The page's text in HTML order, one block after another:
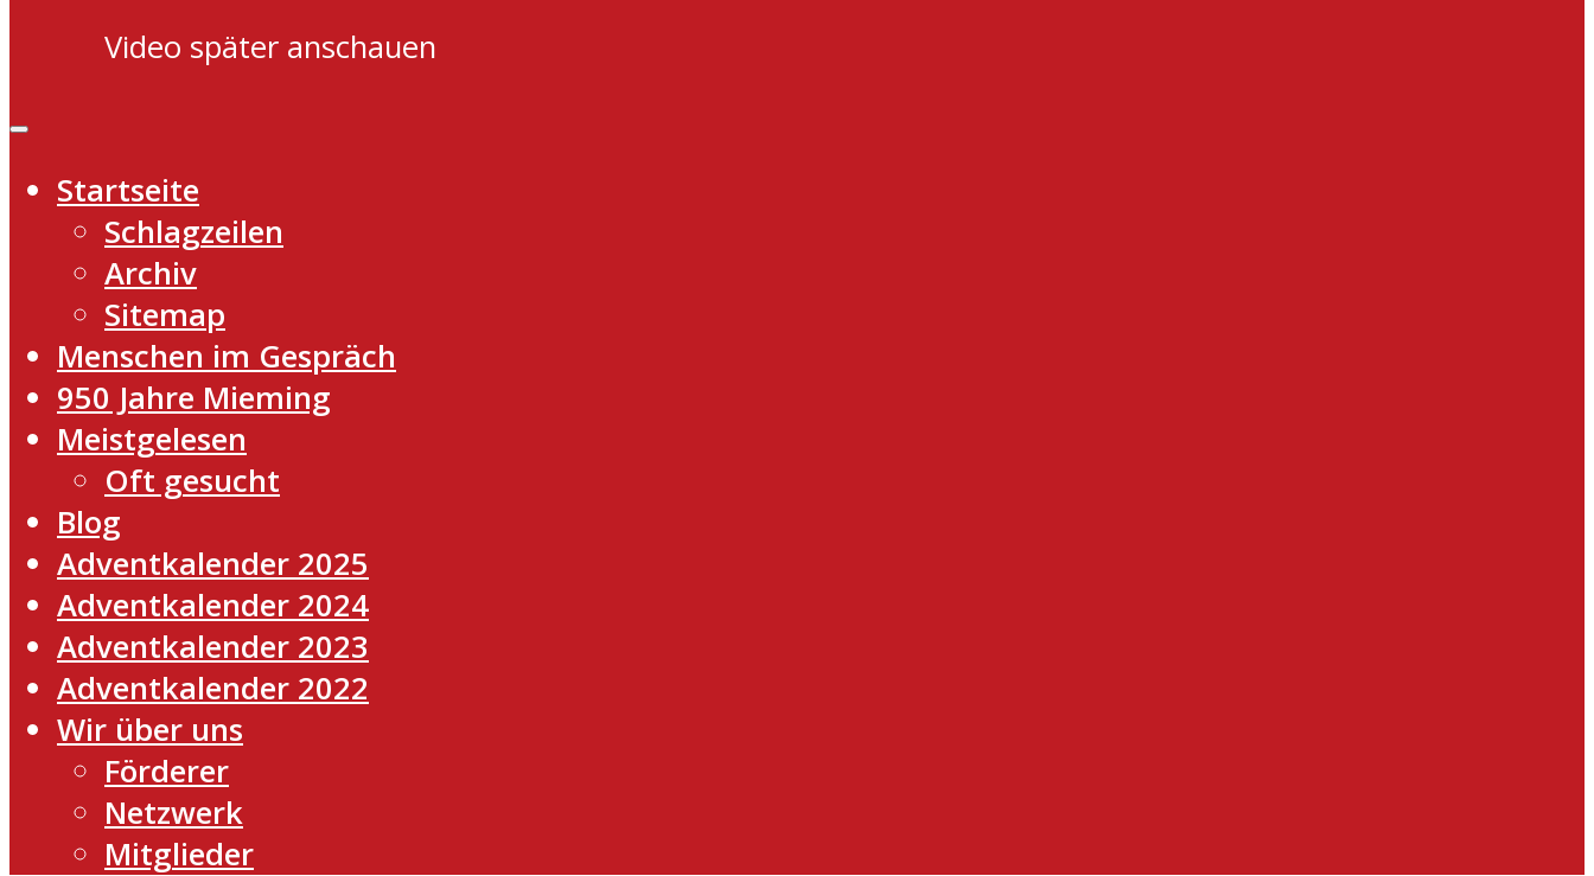
Video später anschauen
Startseite
Schlagzeilen
Archiv
Sitemap
Menschen im Gespräch
950 Jahre Mieming
Meistgelesen
Oft gesucht
Blog
Adventkalender 2025
Adventkalender 2024
Adventkalender 2023
Adventkalender 2022
Wir über uns
Förderer
Netzwerk
Mitglieder